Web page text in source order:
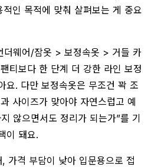
인 목적에 맞춰 살펴보는 게 중요
더웨어/잠옷 > 보정속옷 > 거들 카
티보다 한 단계 더 강한 라인 보정
요. 다만 보정속옷은 무조건 꽉 조
사이즈가 맞아야 자연스럽고 예
않으면서도 정리가 되는가”를 기
이 돼요.
가격 부담이 낮아 입문용으로 접